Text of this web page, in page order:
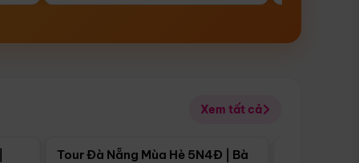
Xem tất cả
Điểm nổi bật
Tour Đà Nẵng Mùa Hè 5N4Đ | Bà